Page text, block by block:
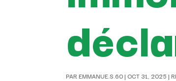
PAREMMANUE.S.60| OCT 31, 2025 |